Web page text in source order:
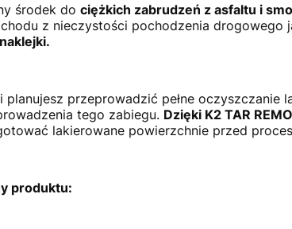
środek do ciężkich zabrudzeń z asfaltu i
z nieczystości pochodzenia drogowego
planujesz przeprowadzić pełne oczyszczanie
tego zabiegu. Dzięki K2 TAR
lakierowane powierzchnie przed
produktu: